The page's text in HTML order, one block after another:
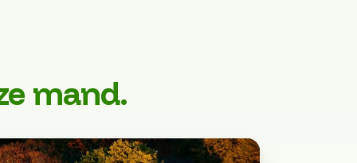
mand.